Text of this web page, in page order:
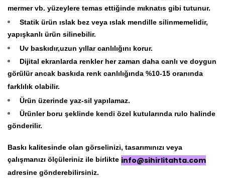
mermer vb. yüzeylere temas ettiğinde mıknatıs gibi tutunur.
Statik ürün ıslak bez veya ıslak mendille silinmemelidir,
yapışkanlı ürün silinebilir.
Uv baskıdır,uzun yıllar canlılığını korur.
Dijital ekranlarda renkler her zaman daha canlı ve doygun
görülür ancak baskıda renk canlılığında %10-15 oranında
farklılık olabilir.
Ürün üzerinde yaz-sil yapılamaz.
Ürünler boru şeklinde kendi özel kutularında rulo halinde
gönderilir.
Baskı kalitesinde olan görselinizi, tasarımınızı veya
çalışmanızı ölçüleriniz ile birlikte info@sihirlitahta.com
adresine gönderebilirsiniz.